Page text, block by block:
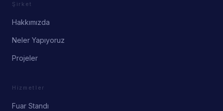
Şirket
Hakkımızda
Neler Yapıyoruz
Projeler
Hizmetler
Fuar Standı